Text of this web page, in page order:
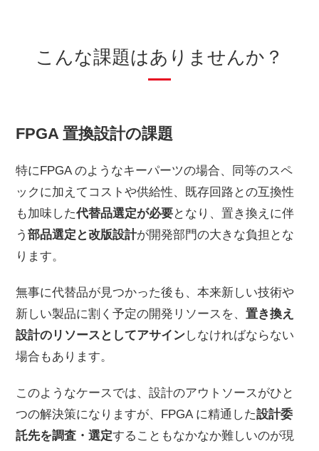
こんな課題はありませんか？
FPGA 置換設計の課題
特にFPGA のようなキーパーツの場合、同等のスペ
ックに加えてコストや供給性、既存回路との互換性
も加味した代替品選定が必要となり、置き換えに伴
う部品選定と改版設計が開発部門の大きな負担とな
ります。
無事に代替品が見つかった後も、本来新しい技術や
新しい製品に割く予定の開発リソースを、置き換え
設計のリソースとしてアサインしなければならない
場合もあります。
このようなケースでは、設計のアウトソースがひと
つの解決策になりますが、FPGA に精通した設計委
託先を調査・選定することもなかなか難しいのが現